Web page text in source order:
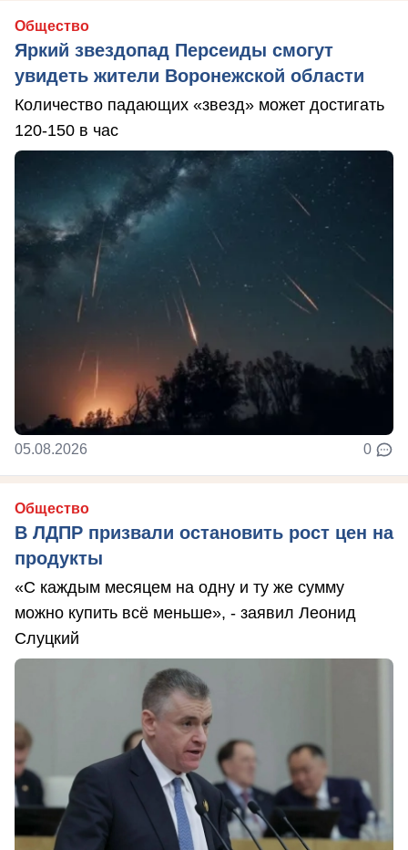
Общество
Яркий звездопад Персеиды смогут
увидеть жители Воронежской области
Количество падающих «звезд» может достигать
120-150 в час
05.08.2026 0
Общество
В ЛДПР призвали остановить рост цен на
продукты
«С каждым месяцем на одну и ту же сумму
можно купить всё меньше», - заявил Леонид
Слуцкий